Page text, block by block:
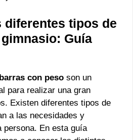
diferentes tipos de
Guía
barras con peso son un
para realizar una gran
Existen diferentes tipos de
a las necesidades y
persona. En esta guía